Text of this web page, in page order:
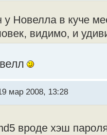
Новелла в куче
видимо, и
мар 2008, 13:28
вроде хэш